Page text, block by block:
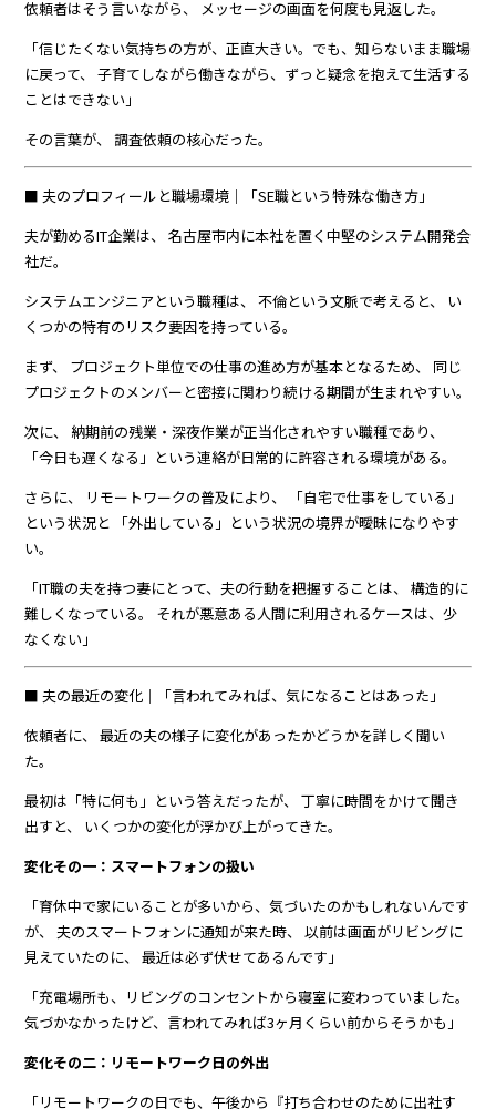
依頼者はそう言いながら、 メッセージの画面を何度も見返した。
「信じたくない気持ちの方が、正直大きい。でも、知らないまま職場
に戻って、 子育てしながら働きながら、ずっと疑念を抱えて生活する
ことはできない」
その言葉が、 調査依頼の核心だった。
■ 夫のプロフィールと職場環境｜「SE職という特殊な働き方」
夫が勤めるIT企業は、 名古屋市内に本社を置く中堅のシステム開発会
社だ。
システムエンジニアという職種は、 不倫という文脈で考えると、 い
くつかの特有のリスク要因を持っている。
まず、 プロジェクト単位での仕事の進め方が基本となるため、 同じ
プロジェクトのメンバーと密接に関わり続ける期間が生まれやすい。
次に、 納期前の残業・深夜作業が正当化されやすい職種であり、
「今日も遅くなる」という連絡が日常的に許容される環境がある。
さらに、 リモートワークの普及により、 「自宅で仕事をしている」
という状況と 「外出している」という状況の境界が曖昧になりやす
い。
「IT職の夫を持つ妻にとって、夫の行動を把握することは、 構造的に
難しくなっている。 それが悪意ある人間に利用されるケースは、少
なくない」
■ 夫の最近の変化｜「言われてみれば、気になることはあった」
依頼者に、 最近の夫の様子に変化があったかどうかを詳しく聞い
た。
最初は「特に何も」という答えだったが、 丁寧に時間をかけて聞き
出すと、 いくつかの変化が浮かび上がってきた。
変化その一：スマートフォンの扱い
「育休中で家にいることが多いから、気づいたのかもしれないんです
が、 夫のスマートフォンに通知が来た時、 以前は画面がリビングに
見えていたのに、 最近は必ず伏せてあるんです」
「充電場所も、リビングのコンセントから寝室に変わっていました。
気づかなかったけど、言われてみれば3ヶ月くらい前からそうかも」
変化その二：リモートワーク日の外出
「リモートワークの日でも、午後から『打ち合わせのために出社す